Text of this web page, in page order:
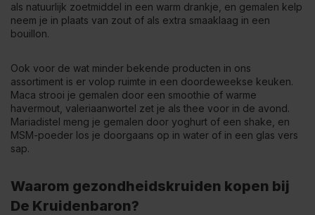
als natuurlijk zoetmiddel in een warm drankje, en gemalen kelp
neem je in plaats van zout of als extra smaaklaag in een
bouillon.
Ook voor de wat minder bekende producten in ons
assortiment is er volop ruimte in een doordeweekse keuken.
Maca strooi je gemalen door een smoothie of warme
havermout, valeriaanwortel zet je als thee voor in de avond.
Mariadistel meng je gemalen door yoghurt of een shake, en
MSM-poeder los je doorgaans op in water of in een glas vers
sap.
Waarom gezondheidskruiden kopen bij
De Kruidenbaron?